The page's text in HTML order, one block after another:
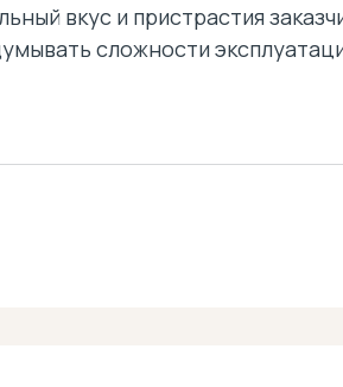
вкус и пристрастия
сложности